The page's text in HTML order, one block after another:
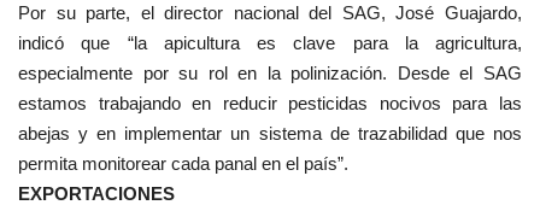
Por su parte, el director nacional del SAG, José Guajardo,
indicó que “la apicultura es clave para la agricultura,
especialmente por su rol en la polinización. Desde el SAG
estamos trabajando en reducir pesticidas nocivos para las
abejas y en implementar un sistema de trazabilidad que nos
permita monitorear cada panal en el país”.
EXPORTACIONES